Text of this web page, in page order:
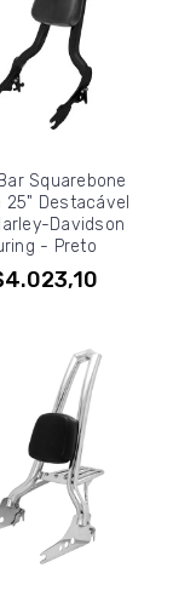
Squarebone
25" Destacável
Davidson
- Preto